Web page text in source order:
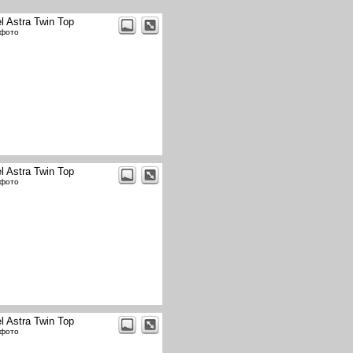
Astra Twin Top
Astra Twin Top
Astra Twin Top